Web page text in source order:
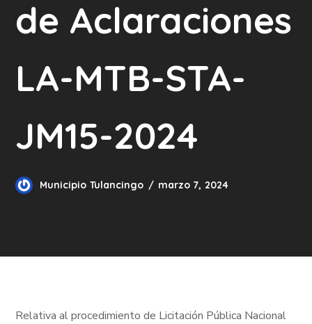
de Aclaraciones
LA-MTB-STA-
JM15-2024
Municipio Tulancingo marzo 7, 2024
Relativa al procedimiento de Licitación Pública Nacional